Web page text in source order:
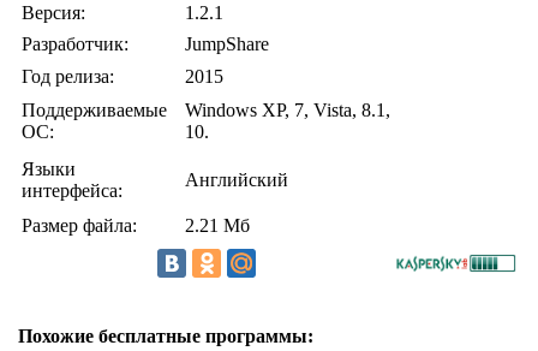
Версия:
1.2.1
Разработчик:
JumpShare
Год релиза:
2015
Поддерживаемые
ОС:
Windows XP, 7, Vista, 8.1,
10.
Языки
интерфейса:
Английский
Размер файла: 2.21 Мб
Похожие бесплатные программы: